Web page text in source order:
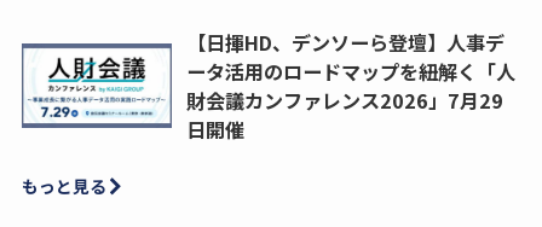
【日揮HD、デンソーら登壇】人事デ
ータ活用のロードマップを紐解く「人
財会議カンファレンス2026」7月29
日開催
もっと見る